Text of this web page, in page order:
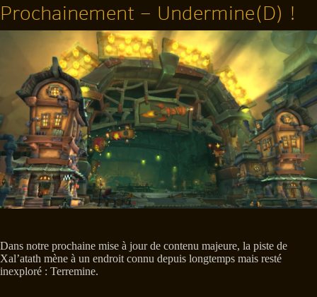
Prochainement – Undermine(D) !
Dans notre prochaine mise à jour de contenu majeure, la piste de
Xal’atath mène à un endroit connu depuis longtemps mais resté
inexploré : Terremine.